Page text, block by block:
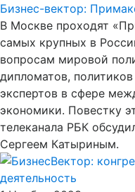
Бизнес-вектор:
В Москве проходят
самых крупных в
вопросам мировой
дипломатов,
экспертов в сфере
экономики. Повестку
телеканала РБК
Сергеем Катыриным.